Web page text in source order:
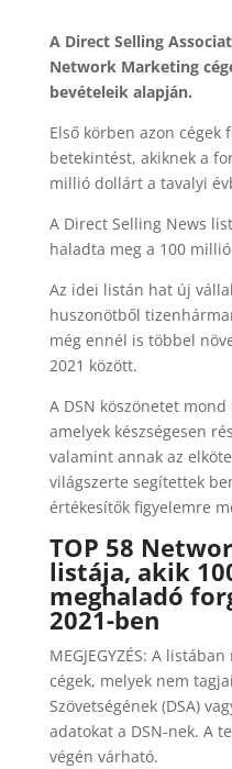
A Direct Selling
Network Marketing
bevételeik alapján.
Első körben azon
betekintést, akiknek a
millió dollárt a tavalyi
A Direct Selling News
haladta meg a 100
Az idei listán hat új
huszonötből
még ennél is többel
2021 között.
A DSN köszönetet
amelyek készségesen
valamint annak az
világszerte segítettek
értékesítők figyelemre
TOP 58
listája, akik
meghaladó
2021-ben
MEGJEGYZÉS: A
cégek, melyek nem
Szövetségének (DSA)
adatokat a DSN-nek. A
végén várható.